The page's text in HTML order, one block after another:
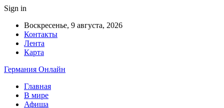
Sign in
Воскресенье, 9 августа, 2026
Контакты
Лента
Карта
Германия Онлайн
Главная
В мире
Афиша